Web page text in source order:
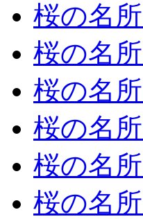
桜の名
桜の名
桜の名
桜の名
桜の名
桜の名